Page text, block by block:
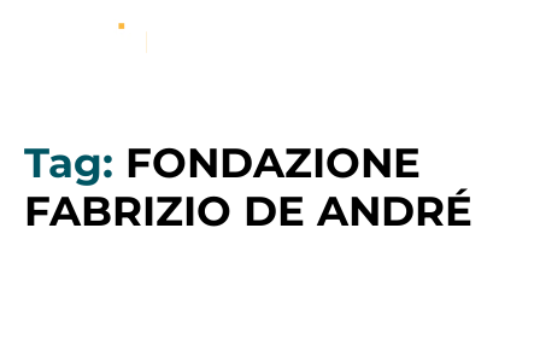
Tag: FONDAZIONE
FABRIZIO DE ANDRÉ